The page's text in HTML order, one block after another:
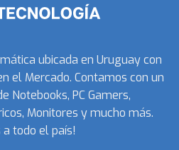
ubicada en Uruguay con
el Mercado. Contamos con un
Notebooks, PC Gamers,
Monitores y mucho más.
a todo el país!